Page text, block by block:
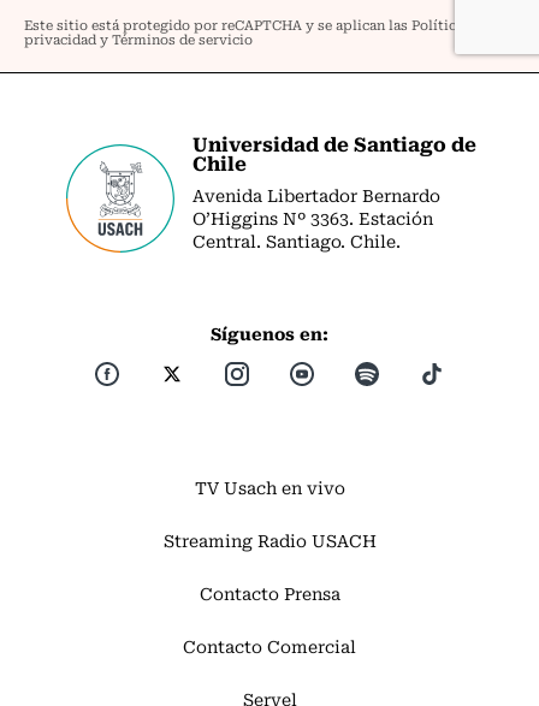
Universidad de Santiago de
Chile
Avenida Libertador Bernardo
O’Higgins Nº 3363. Estación
Central. Santiago. Chile.
Síguenos en:
TV Usach en vivo
Streaming Radio USACH
Contacto Prensa
Contacto Comercial
Servel